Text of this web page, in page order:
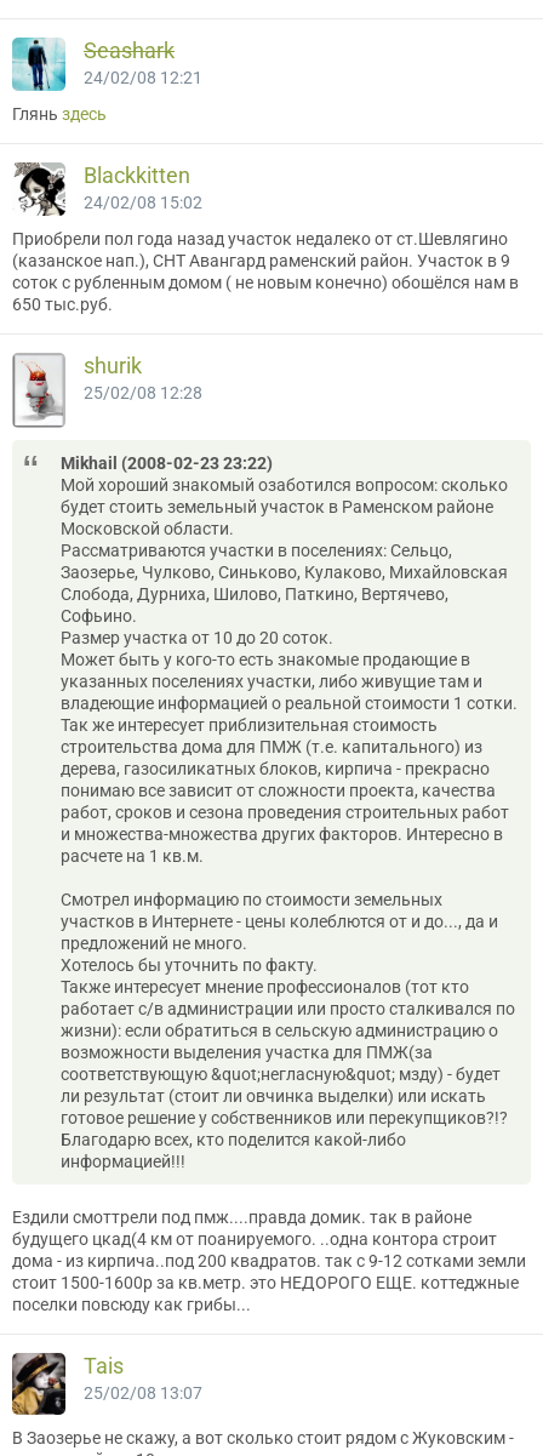
Seashark
24/02/08 12:21
Глянь здесь
Blackkitten
24/02/08 15:02
Приобрели пол года назад участок недалеко от ст.Шевлягино
(казанское нап.), СНТ Авангард раменский район. Участок в 9
соток с рубленным домом ( не новым конечно) обошёлся нам в
650 тыс.руб.
shurik
25/02/08 12:28
Mikhail (2008-02-23 23:22)
Мой хороший знакомый озаботился вопросом: сколько
будет стоить земельный участок в Раменском районе
Московской области.
Рассматриваются участки в поселениях: Сельцо,
Заозерье, Чулково, Синьково, Кулаково, Михайловская
Слобода, Дурниха, Шилово, Паткино, Вертячево,
Софьино.
Размер участка от 10 до 20 соток.
Может быть у кого-то есть знакомые продающие в
указанных поселениях участки, либо живущие там и
владеющие информацией о реальной стоимости 1 сотки.
Так же интересует приблизительная стоимость
строительства дома для ПМЖ (т.е. капитального) из
дерева, газосиликатных блоков, кирпича - прекрасно
понимаю все зависит от сложности проекта, качества
работ, сроков и сезона проведения строительных работ
и множества-множества других факторов. Интересно в
расчете на 1 кв.м.
Смотрел информацию по стоимости земельных
участков в Интернете - цены колеблются от и до..., да и
предложений не много.
Хотелось бы уточнить по факту.
Также интересует мнение профессионалов (тот кто
работает с/в администрации или просто сталкивался по
жизни): если обратиться в сельскую администрацию о
возможности выделения участка для ПМЖ(за
соответствующую &quot;негласную&quot; мзду) - будет
ли результат (стоит ли овчинка выделки) или искать
готовое решение у собственников или перекупщиков?!?
Благодарю всех, кто поделится какой-либо
информацией!!!
Ездили смоттрели под пмж....правда домик. так в районе
будущего цкад(4 км от поанируемого. ..одна контора строит
дома - из кирпича..под 200 квадратов. так с 9-12 сотками земли
стоит 1500-1600р за кв.метр. это НЕДОРОГО ЕЩЕ. коттеджные
поселки повсюду как грибы...
Tais
25/02/08 13:07
В Заозерье не скажу, а вот сколько стоит рядом с Жуковским -